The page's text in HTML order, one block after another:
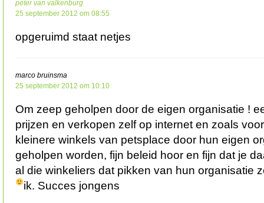
peter van valkenburg
25 september 2012 om 08:55
opgeruimd staat netjes
marco bruinsma
25 september 2012 om 10:10
Om zeep geholpen door de eigen organisatie !
prijzen en verkopen zelf op internet en zoals
kleinere winkels van petsplace door hun eigen
geholpen worden, fijn beleid hoor en fijn dat je
al die winkeliers dat pikken van hun organisatie
ik. Succes jongens